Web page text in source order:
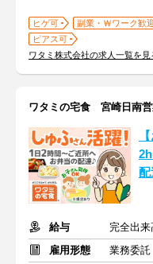
ヒゲ可 副業・Ｗワーク歓
ピアス可
ワタミ株式会社の求人一覧を見
ワタミの宅食 宮崎日南営
給与
完全出来
雇用形態
業務委託